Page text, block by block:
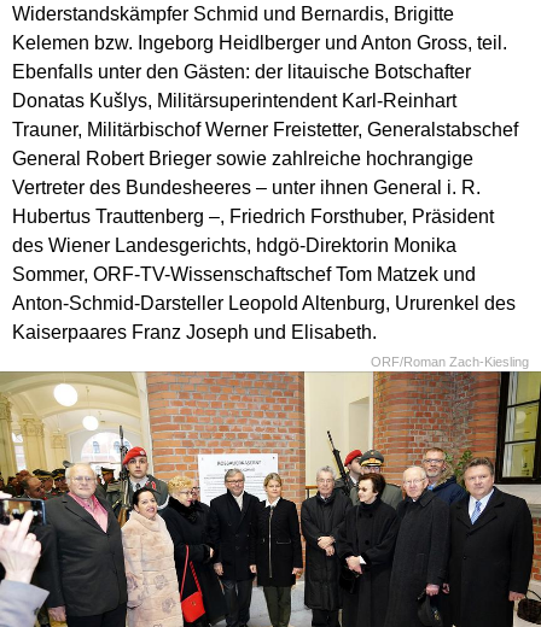
Widerstandskämpfer Schmid und Bernardis, Brigitte
Kelemen bzw. Ingeborg Heidlberger und Anton Gross, teil.
Ebenfalls unter den Gästen: der litauische Botschafter
Donatas Kušlys, Militärsuperintendent Karl-Reinhart
Trauner, Militärbischof Werner Freistetter, Generalstabschef
General Robert Brieger sowie zahlreiche hochrangige
Vertreter des Bundesheeres – unter ihnen General i. R.
Hubertus Trauttenberg –, Friedrich Forsthuber, Präsident
des Wiener Landesgerichts, hdgö-Direktorin Monika
Sommer, ORF-TV-Wissenschaftschef Tom Matzek und
Anton-Schmid-Darsteller Leopold Altenburg, Ururenkel des
Kaiserpaares Franz Joseph und Elisabeth.
ORF/Roman Zach-Kiesling